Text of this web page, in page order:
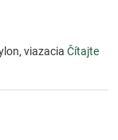
viazacia Čítajte